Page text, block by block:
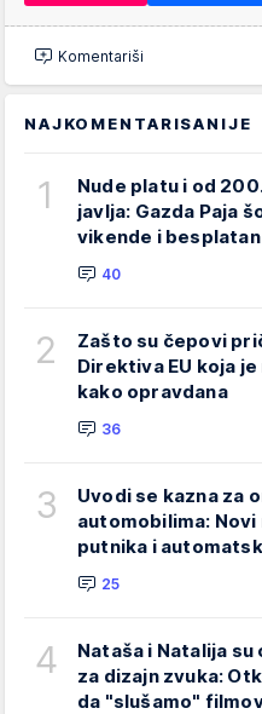
Komentariši
NAJKOMENTARISANIJE
1
Nude platu i od
javlja: Gazda Paja
vikende i
40
2
Zašto su čepovi
Direktiva EU koja
kako opravdana
36
3
Uvodi se kazna za
automobilima:
putnika i
25
4
Nataša i Natalija
za dizajn zvuka:
da "slušamo"